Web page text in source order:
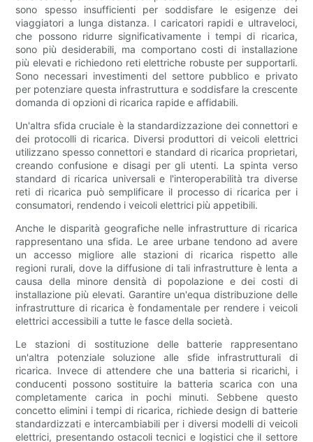
sono spesso insufficienti per soddisfare le esigenze dei
viaggiatori a lunga distanza. I caricatori rapidi e ultraveloci,
che possono ridurre significativamente i tempi di ricarica,
sono più desiderabili, ma comportano costi di installazione
più elevati e richiedono reti elettriche robuste per supportarli.
Sono necessari investimenti del settore pubblico e privato
per potenziare questa infrastruttura e soddisfare la crescente
domanda di opzioni di ricarica rapide e affidabili.
Un'altra sfida cruciale è la standardizzazione dei connettori e
dei protocolli di ricarica. Diversi produttori di veicoli elettrici
utilizzano spesso connettori e standard di ricarica proprietari,
creando confusione e disagi per gli utenti. La spinta verso
standard di ricarica universali e l'interoperabilità tra diverse
reti di ricarica può semplificare il processo di ricarica per i
consumatori, rendendo i veicoli elettrici più appetibili.
Anche le disparità geografiche nelle infrastrutture di ricarica
rappresentano una sfida. Le aree urbane tendono ad avere
un accesso migliore alle stazioni di ricarica rispetto alle
regioni rurali, dove la diffusione di tali infrastrutture è lenta a
causa della minore densità di popolazione e dei costi di
installazione più elevati. Garantire un'equa distribuzione delle
infrastrutture di ricarica è fondamentale per rendere i veicoli
elettrici accessibili a tutte le fasce della società.
Le stazioni di sostituzione delle batterie rappresentano
un'altra potenziale soluzione alle sfide infrastrutturali di
ricarica. Invece di attendere che una batteria si ricarichi, i
conducenti possono sostituire la batteria scarica con una
completamente carica in pochi minuti. Sebbene questo
concetto elimini i tempi di ricarica, richiede design di batterie
standardizzati e intercambiabili per i diversi modelli di veicoli
elettrici, presentando ostacoli tecnici e logistici che il settore